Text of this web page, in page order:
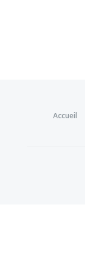
Accueil